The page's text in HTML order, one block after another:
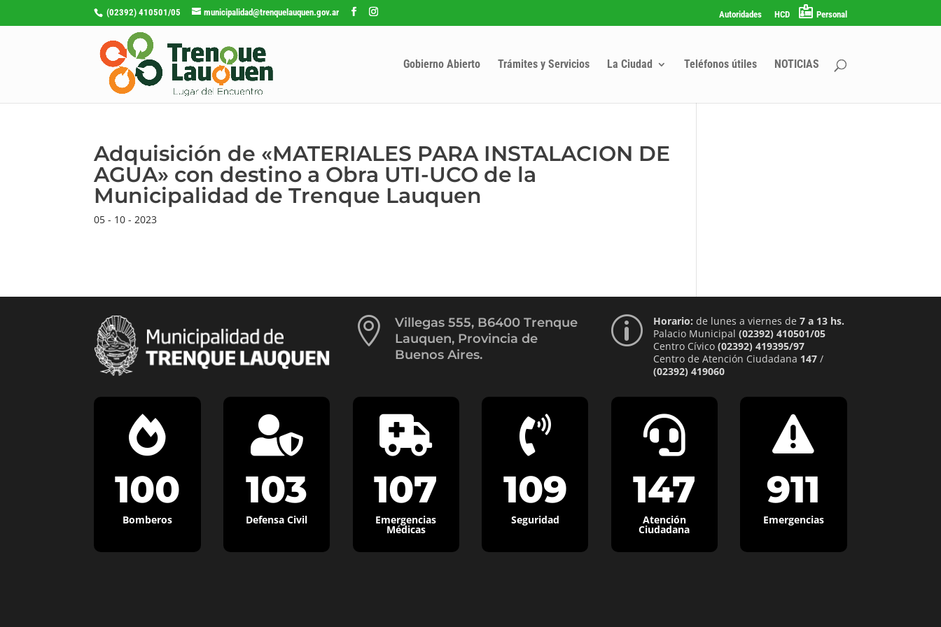
(02392) 410501/05 municipalidad@trenquelauquen.gov.ar Autoridades HCD Personal
Gobierno Abierto Trámites y Servicios La Ciudad Teléfonos útiles NOTICIAS
Adquisición de «MATERIALES PARA INSTALACION DE
AGUA» con destino a Obra UTI-UCO de la
Municipalidad de Trenque Lauquen
05 - 10 - 2023

Villegas 555, B6400 Trenque
Lauquen, Provincia de
Buenos Aires.
p Horario: de lunes a viernes de 7 a 13 hs.
Palacio Municipal (02392) 410501/05
Centro Cívico (02392) 419395/97
Centro de Atención Ciudadana 147/
(02392) 419060

100
Bomberos

103
Defensa Civil

107
Emergencias
Médicas

109
Seguridad

147
Atención
Ciudadana

911
Emergencias